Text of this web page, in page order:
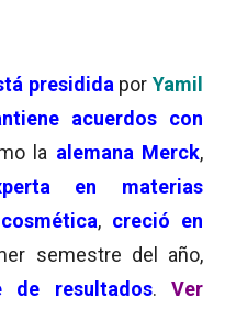
presidida porYamil
acuerdos con
la alemana Merck,
en materias
, creció en
semestre del año,
de resultados.Ver